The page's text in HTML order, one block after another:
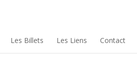
Les Billets Les Liens Contact